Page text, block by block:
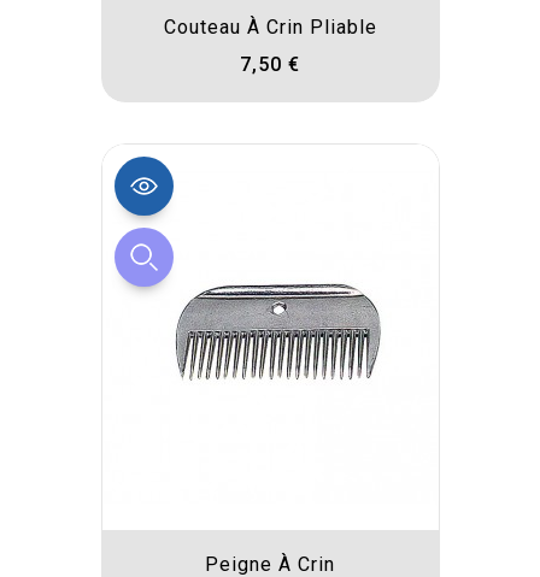
Couteau À Crin Pliable
7,50 €
Peigne À Crin